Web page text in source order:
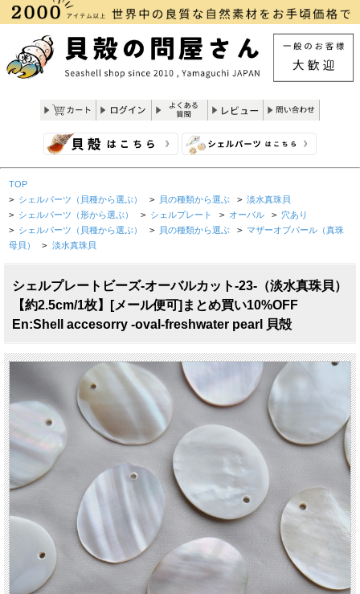
TOP
> シェルパーツ（貝種から選ぶ） > 貝の種類から選ぶ > 淡水真珠貝
> シェルパーツ（形から選ぶ） > シェルプレート > オーバル > 穴あり
> シェルパーツ（貝種から選ぶ） > 貝の種類から選ぶ > マザーオブパール（真珠
母貝）
> 淡水真珠貝
シェルプレートビーズ-オーバルカット-23-（淡水真珠貝）
【約2.5cm/1枚】[メール便可]まとめ買い10%OFF
En:Shell accesorry -oval-freshwater pearl 貝殻